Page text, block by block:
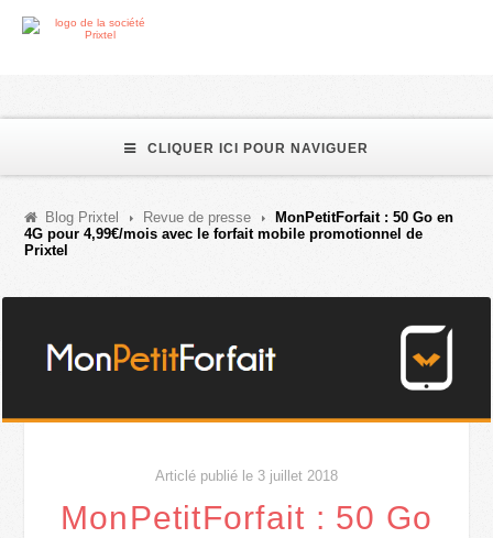
CLIQUER ICI POUR NAVIGUER
Blog Prixtel Revue de presse
MonPetitForfait : 50 Go en
4G pour 4,99€/mois avec le forfait mobile promotionnel de
Prixtel
Articlé publié le 3 juillet 2018
MonPetitForfait : 50 Go